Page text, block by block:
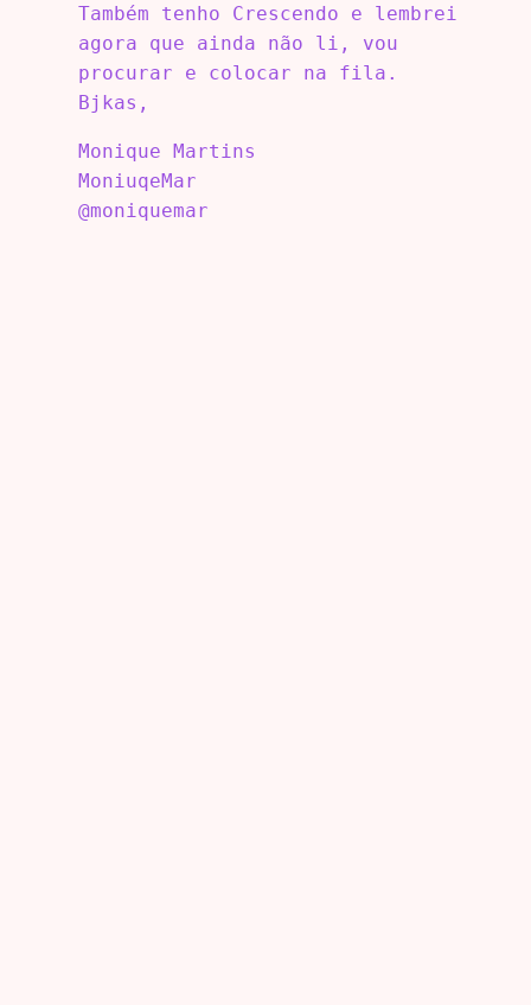
Também tenho Crescendo e lembrei
agora que ainda não li, vou
procurar e colocar na fila.
Bjkas,
Monique Martins
MoniuqeMar
@moniquemar